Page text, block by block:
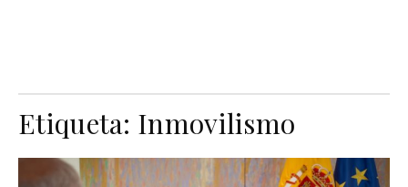
Etiqueta: Inmovilismo